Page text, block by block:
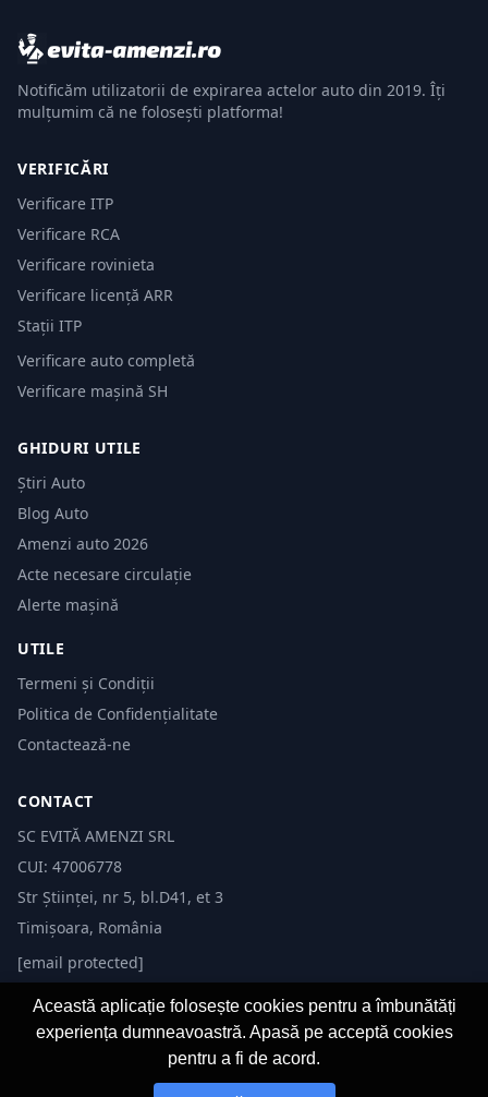
Notificăm utilizatorii de expirarea actelor auto din 2019. Îți
mulțumim că ne folosești platforma!
VERIFICĂRI
Verificare ITP
Verificare RCA
Verificare rovinieta
Verificare licență ARR
Stații ITP
Verificare auto completă
Verificare mașină SH
GHIDURI UTILE
Știri Auto
Blog Auto
Amenzi auto 2026
Acte necesare circulație
Alerte mașină
UTILE
Termeni și Condiții
Politica de Confidențialitate
Contactează-ne
CONTACT
SC EVITĂ AMENZI SRL
CUI: 47006778
Str Științei, nr 5, bl.D41, et 3
Timișoara, România
[email protected]
© 2026 Evită Amenzi. Toate drepturile rezervate. Dezvoltat de
Această aplicație folosește cookies pentru a îmbunătăți
experiența dumneavoastră. Apasă pe acceptă cookies
pentru a fi de acord.